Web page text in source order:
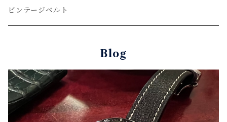
ウォレットロープ
アリゲーター
コードバン
牛革
ZIPPO/ジッポー・ライター
ビンテージベルト
Blog